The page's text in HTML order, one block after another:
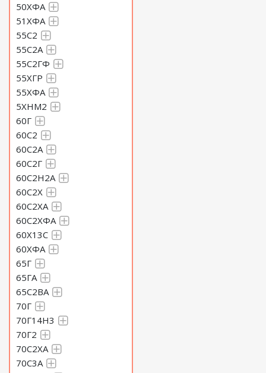
50ХФА
51ХФА
55С2
55С2А
55С2ГФ
55ХГР
55ХФА
5ХНМ2
60Г
60С2
60С2А
60С2Г
60С2Н2А
60С2Х
60С2ХА
60С2ХФА
60Х13С
60ХФА
65Г
65ГА
65С2ВА
70Г
70Г14Н3
70Г2
70С2ХА
70С3А